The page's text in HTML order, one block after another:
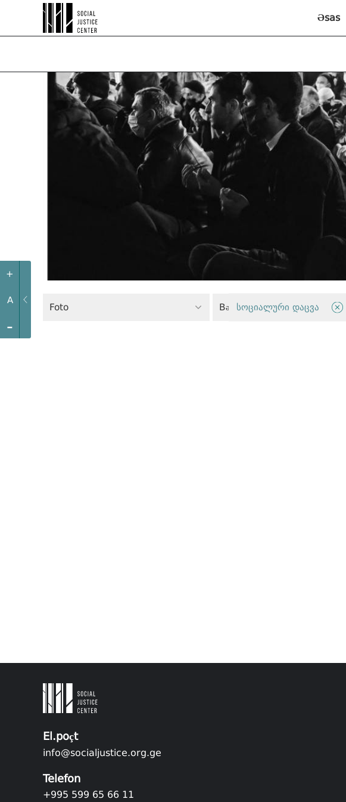
+
A
-
Əsas
Foto Bərabərlik siyasəti
სოციალური დაცვა
El.poçt
info@socialjustice.org.ge
Telefon
+995 599 65 66 11